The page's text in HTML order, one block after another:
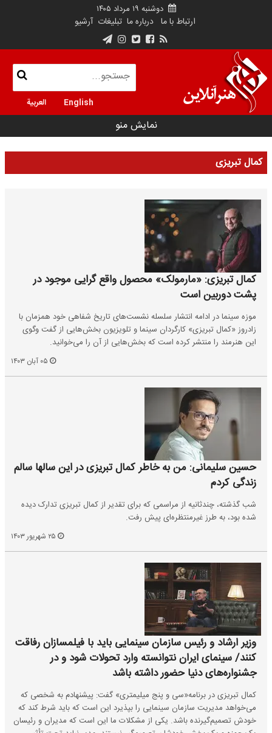
دوشنبه ۱۹ مرداد ۱۴۰۵
ارتباط با ما درباره ما تبلیغات آرشیو
English العربية
نمایش منو
کمال تبریزی
کمال تبریزی: «مارمولک» محصول واقع گرایی موجود در
پشت دوربین است
موزه سینما در ادامه انتشار سلسله نشست‌های تاریخ شفاهی خود همزمان با
زادروز «کمال تبریزی» کارگردان سینما و تلویزیون بخش‌هایی از گفت وگوی
این هنرمند را منتشر کرده است که بخش‌هایی از آن را می‌خوانید.
حسین سلیمانی: من به خاطر کمال تبریزی در این سالها سالم
زندگی کردم
شب گذشته، چندثانیه از مراسمی که برای تقدیر از کمال تبریزی تدارک دیده
شده بود، به طرز غیرمنتظره‌‌ای پیش رفت.
وزیر ارشاد و رئیس سازمان سینمایی باید با فیلمسازان رفاقت
کنند/ سینمای ایران نتوانسته وارد تحولات شود و در
جشنواره‌های دنیا حضور داشته باشد
کمال تبریزی در برنامه«سی و پنج میلیمتری» گفت: پیشنهادم به شخصی که
می‌خواهد مدیریت سازمان سینمایی را بپذیرد این است که باید شرط کند که
خودش تصمیم‌گیرنده باشد. یکی از مشکلات ما این است که مدیران و رئیسان